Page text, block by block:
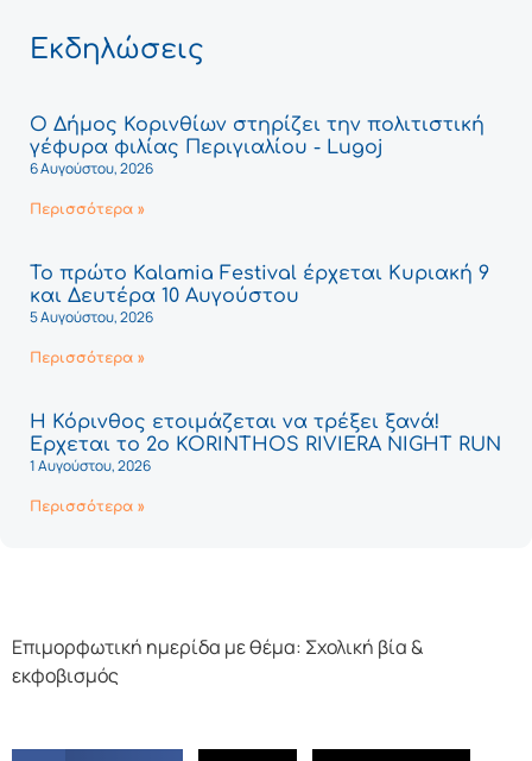
Εκδηλώσεις
Ο Δήμος Κορινθίων στηρίζει την πολιτιστική
γέφυρα φιλίας Περιγιαλίου - Lugoj
6 Αυγούστου, 2026
Περισσότερα »
Το πρώτο Kalamia Festival έρχεται Κυριακή 9
και Δευτέρα 10 Αυγούστου
5 Αυγούστου, 2026
Περισσότερα »
Η Κόρινθος ετοιμάζεται να τρέξει ξανά!
Έρχεται το 2ο KORINTHOS RIVIERA NIGHT RUN
1 Αυγούστου, 2026
Περισσότερα »
Επιμορφωτική ημερίδα με θέμα: Σχολική βία &
εκφοβισμός